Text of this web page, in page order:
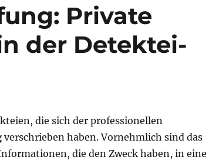
Private
der Detektei-
die sich der professionellen
verschrieben haben. Vornehmlich sind das
die den Zweck haben, in eine